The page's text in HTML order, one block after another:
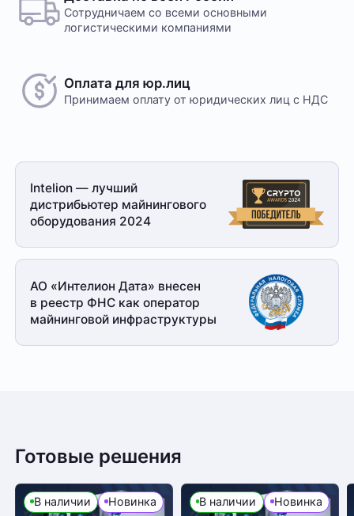
Сотрудничаем со всеми основными
логистическими компаниями
Оплата для юр.лиц
Принимаем оплату от юридических лиц с НДС
Intelion — лучший
дистрибьютер майнингового
оборудования 2024
АО «Интелион Дата» внесен
в реестр ФНС как оператор
майнинговой инфраструктуры
Готовые решения
В наличии Новинка В наличии Новинка